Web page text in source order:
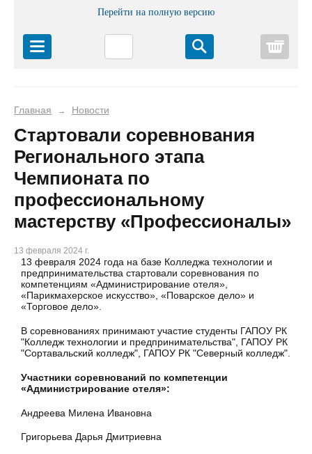
Перейти на полную версию
Главная → Новости
Стартовали соревнования
Регионального этапа
Чемпионата по
профессиональному
мастерству «Профессионалы»
13 февраля 2024 г.
13 февраля 2024 года на базе Колледжа технологии и
предпринимательства стартовали соревнования по
компетенциям «Администрирование отеля»,
«Парикмахерское искусство», «Поварское дело» и
«Торговое дело».
В соревнованиях принимают участие студенты ГАПОУ РК
"Колледж технологии и предпринимательства", ГАПОУ РК
"Сортавальский колледж", ГАПОУ РК "Северный колледж".
Участники соревнований по компетенции
«Администрирование отеля»:
Андреева Милена Ивановна
Григорьева Дарья Дмитриевна